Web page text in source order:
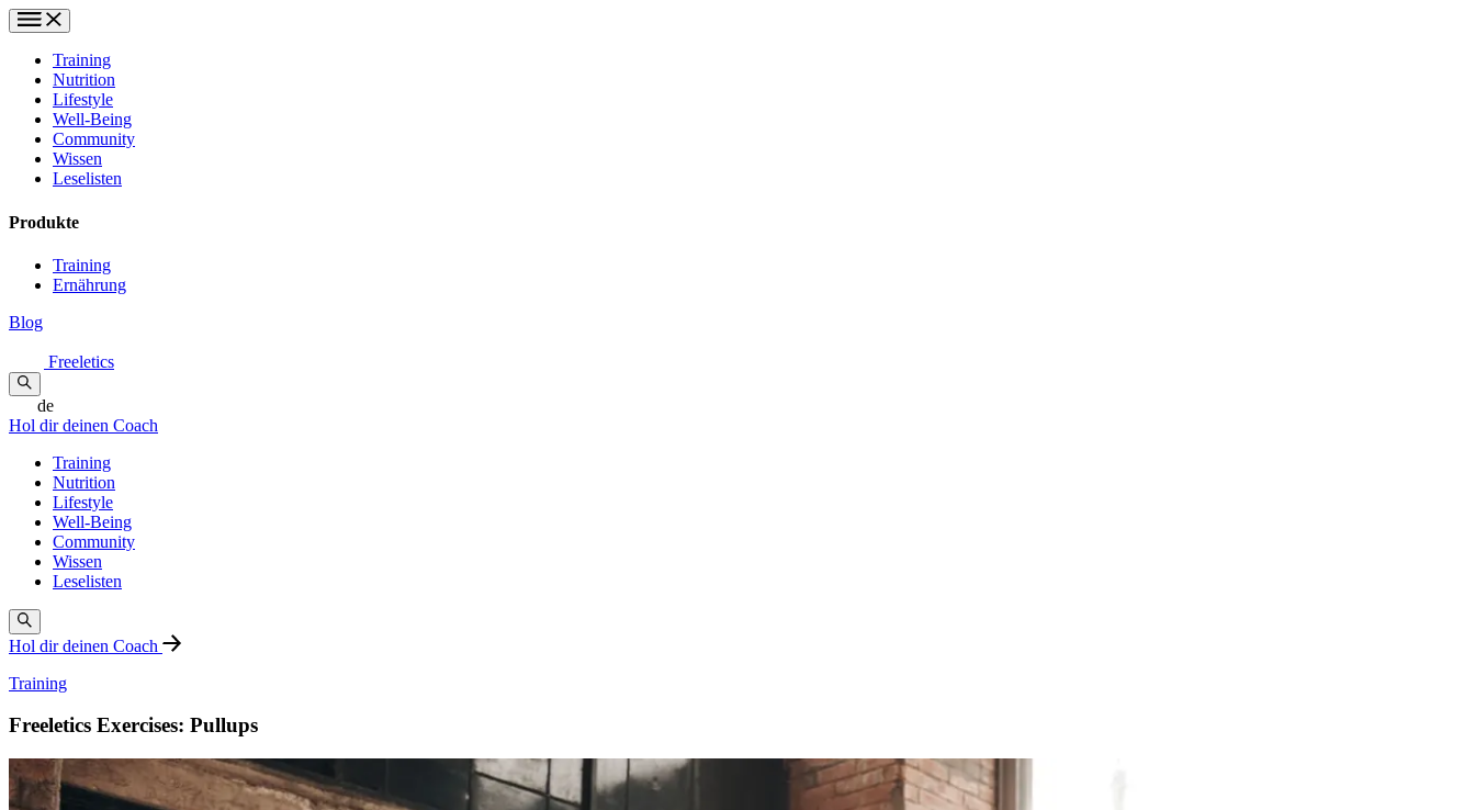
Training
Nutrition
Lifestyle
Well-Being
Community
Wissen
Leselisten
Produkte
Training
Ernährung
Blog
Freeletics
de
Hol dir deinen Coach
Training
Nutrition
Lifestyle
Well-Being
Community
Wissen
Leselisten
Hol dir deinen Coach
Training
Freeletics Exercises: Pullups